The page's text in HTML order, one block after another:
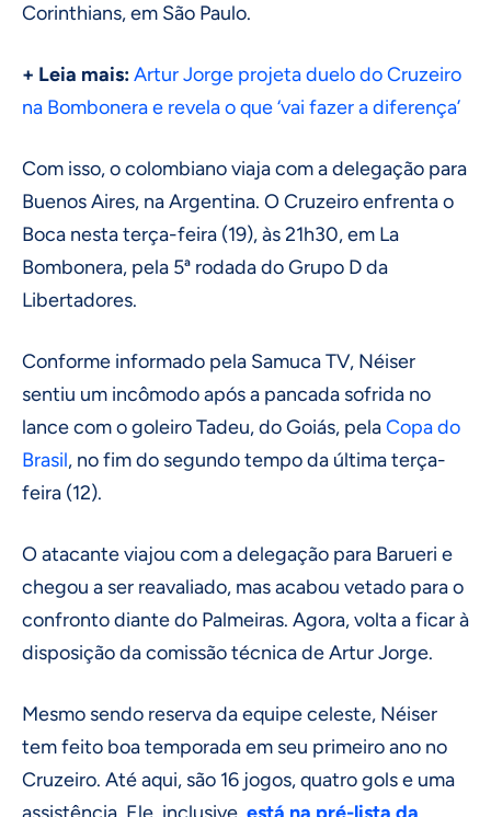
Corinthians, em São Paulo.
+ Leia mais:Artur Jorge projeta duelo do Cruzeiro
na Bombonera e revela o que ‘vai fazer a diferença’
Com isso, o colombiano viaja com a delegação para
Buenos Aires, na Argentina. O Cruzeiro enfrenta o
Boca nesta terça-feira (19), às 21h30, em La
Bombonera, pela 5ª rodada do Grupo D da
Libertadores.
Conforme informado pela Samuca TV, Néiser
sentiu um incômodo após a pancada sofrida no
lance com o goleiro Tadeu, do Goiás, pelaCopa do
Brasil, no fim do segundo tempo da última terça-
feira (12).
O atacante viajou com a delegação para Barueri e
chegou a ser reavaliado, mas acabou vetado para o
confronto diante do Palmeiras. Agora, volta a ficar à
disposição da comissão técnica de Artur Jorge.
Mesmo sendo reserva da equipe celeste, Néiser
tem feito boa temporada em seu primeiro ano no
Cruzeiro. Até aqui, são 16 jogos, quatro gols e uma